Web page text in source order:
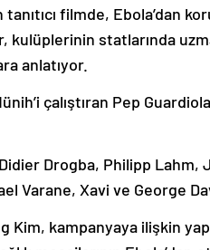
filmde, Ebola’dan
kulüplerinin statlarında
anlatıyor.
çalıştıran Pep
Drogba, Philipp Lahm,
Varane, Xavi ve George
Kim, kampanyaya ilişkin